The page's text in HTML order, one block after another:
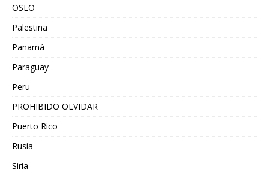
OSLO
Palestina
Panamá
Paraguay
Peru
PROHIBIDO OLVIDAR
Puerto Rico
Rusia
Siria